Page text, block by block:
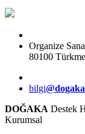
Organize
80100
bilgi
DOĞAKA Destek
Kurumsal